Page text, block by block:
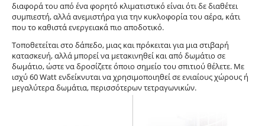
διαφορά του από ένα φορητό κλιματιστικό είναι ότι δε διαθέτει
συμπιεστή, αλλά ανεμιστήρα για την κυκλοφορία του αέρα, κάτι
που το καθιστά ενεργειακά πιο αποδοτικό.
Τοποθετείται στο δάπεδο, μιας και πρόκειται για μια στιβαρή
κατασκευή, αλλά μπορεί να μετακινηθεί και από δωμάτιο σε
δωμάτιο, ώστε να δροσίζετε όποιο σημείο του σπιτιού θέλετε. Με
ισχύ 60 Watt ενδείκνυται να χρησιμοποιηθεί σε ενιαίους χώρους ή
μεγαλύτερα δωμάτια, περισσότερων τετραγωνικών.